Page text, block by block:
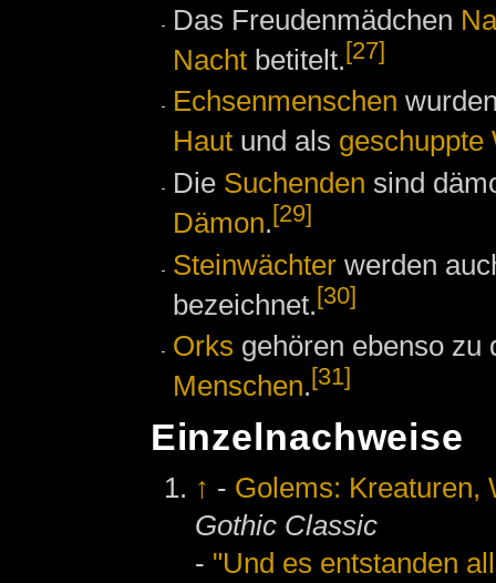
Das Freudenmädchen
Nacht betitelt.[27]
Echsenmenschen
Haut und als geschuppte
Die Suchenden sind
Dämon.[29]
Steinwächter werden
bezeichnet.[30]
Orks gehören ebenso zu
Menschen.[31]
Einzelnachweise
↑ - Golems: Kreaturen,
Gothic Classic
- "Und es entstanden